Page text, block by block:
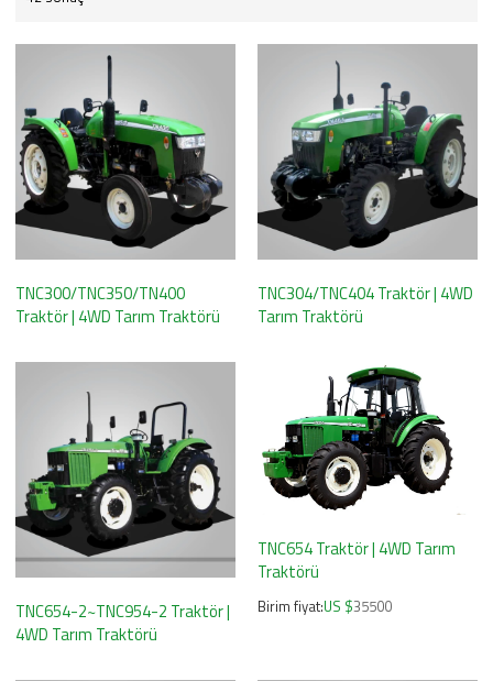
TNC300/TNC350/TN400
Traktör | 4WD Tarım Traktörü
TNC304/TNC404 Traktör | 4WD
Tarım Traktörü
TNC654-2~TNC954-2 Traktör |
4WD Tarım Traktörü
TNC654 Traktör | 4WD Tarım
Traktörü
Birim fiyat:US $35500